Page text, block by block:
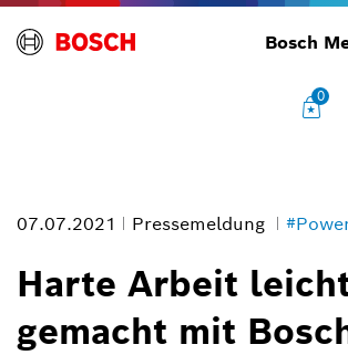
Bosch
0
07.07.2021 Pressemeldung
Harte Arbeit
gemacht mit